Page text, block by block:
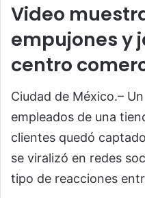
Video
empujones y
centro
Ciudad de México.–
empleados de una
clientes quedó
se viralizó en redes
tipo de reacciones